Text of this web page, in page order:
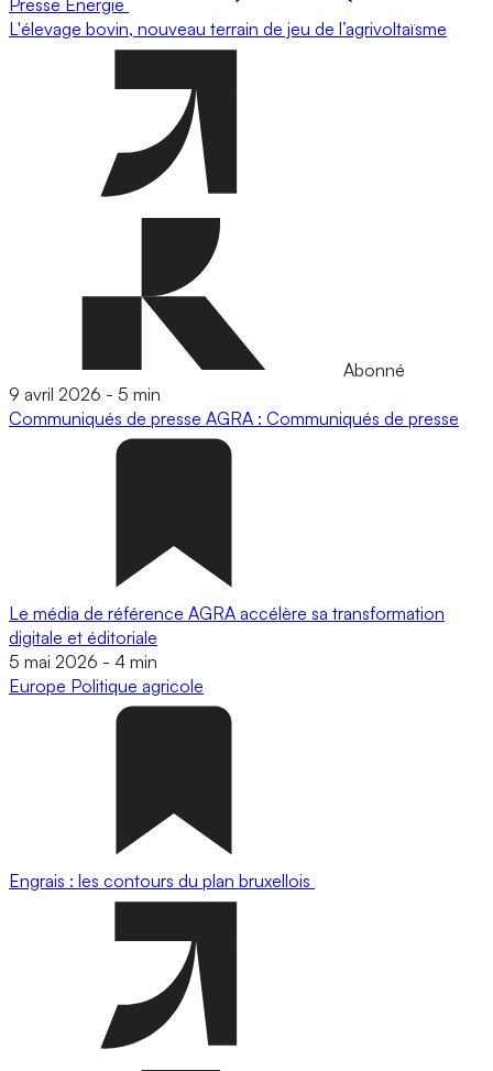
L'élevage bovin, nouveau terrain de jeu de l’agrivoltaïsme
Abonné
9 avril 2026 - 5 min
Communiqués de presse AGRA : Communiqués de presse
Le média de référence AGRA accélère sa transformation
digitale et éditoriale
5 mai 2026 - 4 min
Europe Politique agricole
Engrais : les contours du plan bruxellois